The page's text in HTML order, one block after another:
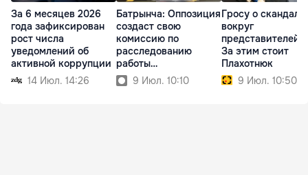
За 6 месяцев 2026
года зафиксирован
рост числа
уведомлений об
активной коррупции
14 Июл. 14:26
Батрынча: Оппозиция
создаст свою
комиссию по
расследованию
работы
госпредприятий
9 Июл. 10:10
Гросу о
вокруг
представителей
За этим стоит
Плахотнюк
9 Июл. 10:50